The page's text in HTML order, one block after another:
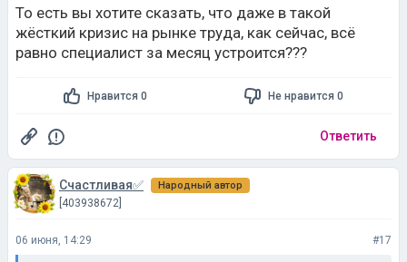
быть вы не умеете проходить собеседования, может
вы специалист так себе и не знаете ничего. Я,
например, встречала людей, которые долго искали
работу, но при этом считали ниже своего достоинства
уживчивая и в среде бухгалтеров про вас уже все все
В чем конкретно ваша проблема, не берусь сказать
т.к. у меня данных нет, но она определенно
существует.
То есть вы хотите сказать, что даже в такой
жёсткий кризис на рынке труда, как сейчас, всё
равно специалист за месяц устроится???
Нравится 0 Не нравится 0
Ответить
Счастливая✅ Народный автор
[403938672]
06 июня, 14:29 #17